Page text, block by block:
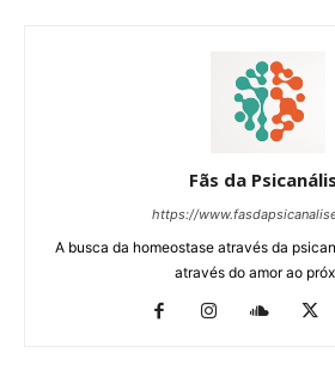
Fãs da
https://
A busca da homeostase através da
através do amor ao